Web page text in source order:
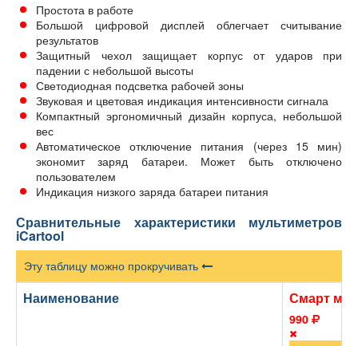
Простота в работе
Большой цифровой дисплей облегчает считывание
результатов
Защитный чехол защищает корпус от ударов при
падении с небольшой высоты
Светодиодная подсветка рабочей зоны
Звуковая и цветовая индикация интенсивности сигнала
Компактный эргономичный дизайн корпуса, небольшой
вес
Автоматическое отключение питания (через 15 мин)
экономит заряд батареи. Может быть отключено
пользователем
Индикация низкого заряда батареи питания
Сравнительные характеристики мультиметров
iCartool
Эту таблицу можно прокручивать
Наименование Смарт
990